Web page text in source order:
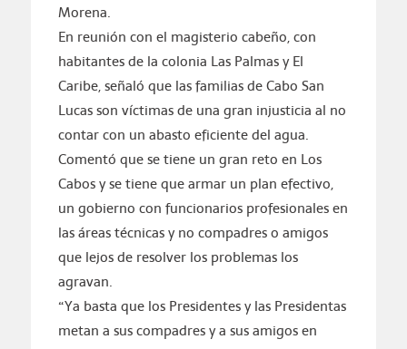
Morena.
En reunión con el magisterio cabeño, con
habitantes de la colonia Las Palmas y El
Caribe, señaló que las familias de Cabo San
Lucas son víctimas de una gran injusticia al no
contar con un abasto eficiente del agua.
Comentó que se tiene un gran reto en Los
Cabos y se tiene que armar un plan efectivo,
un gobierno con funcionarios profesionales en
las áreas técnicas y no compadres o amigos
que lejos de resolver los problemas los
agravan.
“Ya basta que los Presidentes y las Presidentas
metan a sus compadres y a sus amigos en